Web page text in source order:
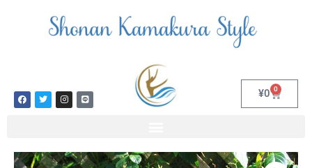
F
a
c
k
T
w
i
I
n
s
a
m
L
i
n
¥0 0
Cart
長